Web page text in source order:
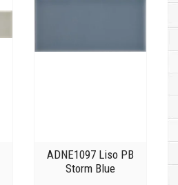
ADNE1097 Liso PB
Storm Blue